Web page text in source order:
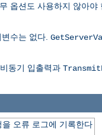
옵션도 사용하지 않아야
수는 없다.
동기 입출력과
오류 로그에 기록한다